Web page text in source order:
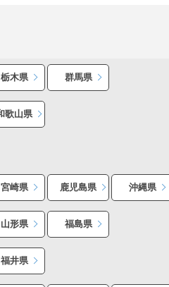
栃木県 群馬県
歌山県
宮崎県 鹿児島県 沖縄県
山形県 福島県
福井県